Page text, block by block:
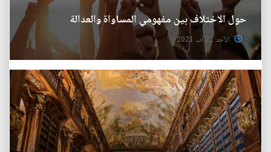
حول الاختلاف بين مفهومي المساواة والعدالة
الأحد 22 آب 2021